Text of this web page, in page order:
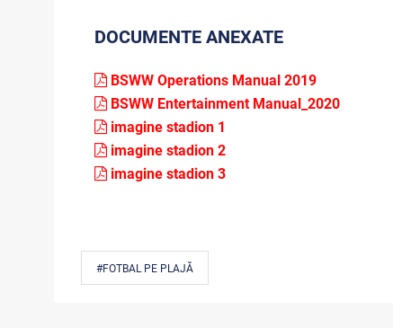
DOCUMENTE ANEXATE
BSWW Operations Manual 2019
BSWW Entertainment Manual_2020
imagine stadion 1
imagine stadion 2
imagine stadion 3
#FOTBAL PE PLAJĂ